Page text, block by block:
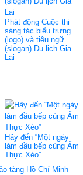
Phát động Cuộc thi
sáng tác biểu trưng
(logo) và tiêu ngữ
(slogan) Du lịch Gia
Lai
Hãy đến “Một ngày
làm đầu bếp cùng Ẩm
Thực Xèo”
tàng Hồ Chí Minh